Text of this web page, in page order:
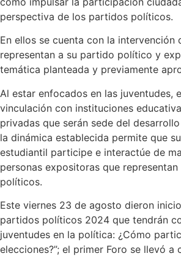
perspectiva de los partidos políticos.
En ellos se cuenta con la intervención
representan a su partido político y
temática planteada y previamente
Al estar enfocados en las juventudes,
vinculación con instituciones
privadas que serán sede del
la dinámica establecida permite que
estudiantil participe e interactúe de
personas expositoras que
políticos.
Este viernes 23 de agosto dieron
partidos políticos 2024 que tendrán
juventudes en la política: ¿Cómo
elecciones?”; el primer Foro se llevó a